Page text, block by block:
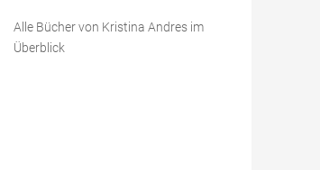
Alle Bücher von Kristina Andres im
Überblick